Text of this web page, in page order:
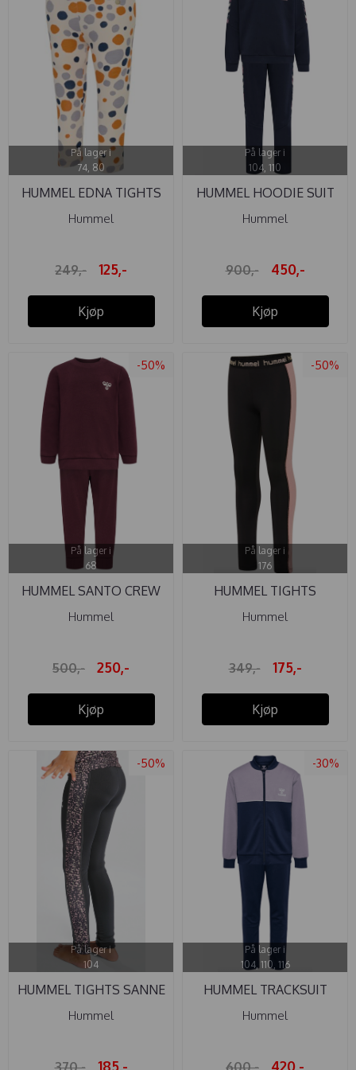
På lager i
74, 80
HUMMEL EDNA TIGHTS
Hummel
249,- 125,-
Kjøp
På lager i
104, 110
HUMMEL HOODIE SUIT
ZOE BLACK ...
Hummel
900,- 450,-
Kjøp
-50%
På lager i
68
HUMMEL SANTO CREW
SETT ...
Hummel
500,- 250,-
Kjøp
-50%
På lager i
176
HUMMEL TIGHTS
NANNA BLACK
Hummel
349,- 175,-
Kjøp
-50%
På lager i
104
HUMMEL TIGHTS SANNE
ASPHALT
Hummel
185,-
-30%
På lager i
104, 110, 116
HUMMEL TRACKSUIT
DALLAS ...
Hummel
420,-